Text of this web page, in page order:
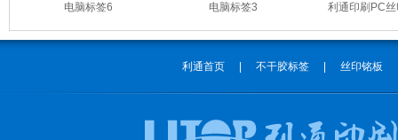
电脑标签6 电脑标签3 利通印刷PC
利通首页 不干胶标签 丝印铭板